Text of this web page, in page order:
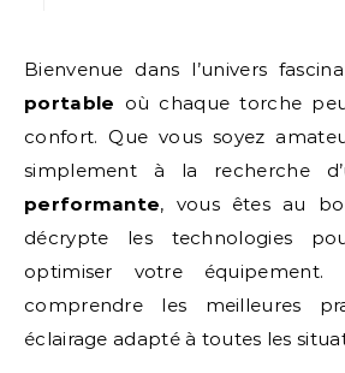
Bienvenue dans l’univers
portable où chaque torche
confort. Que vous soyez
simplement à la recherche
performante, vous êtes au
décrypte les technologies
optimiser votre équipement.
comprendre les meilleures
éclairage adapté à toutes les